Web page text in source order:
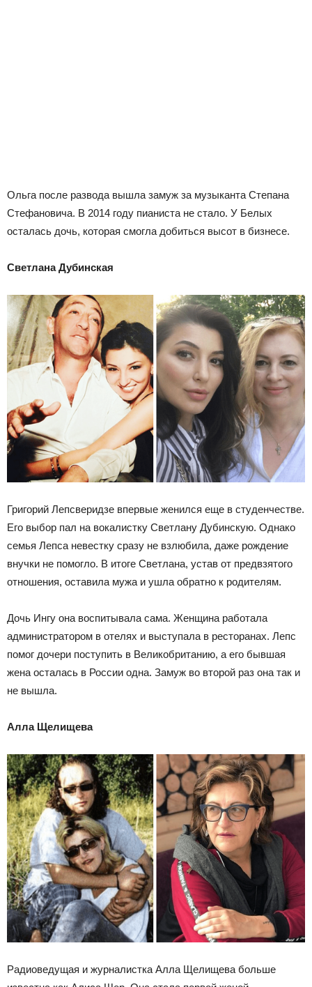
Ольга после развода вышла замуж за музыканта Степана
Стефановича. В 2014 году пианиста не стало. У Белых
осталась дочь, которая смогла добиться высот в бизнесе.
Светлана Дубинская
Григорий Лепсверидзе впервые женился еще в студенчестве.
Его выбор пал на вокалистку Светлану Дубинскую. Однако
семья Лепса невестку сразу не взлюбила, даже рождение
внучки не помогло. В итоге Светлана, устав от предвзятого
отношения, оставила мужа и ушла обратно к родителям.
Дочь Ингу она воспитывала сама. Женщина работала
администратором в отелях и выступала в ресторанах. Лепс
помог дочери поступить в Великобританию, а его бывшая
жена осталась в России одна. Замуж во второй раз она так и
не вышла.
Алла Щелищева
Радиоведущая и журналистка Алла Щелищева больше